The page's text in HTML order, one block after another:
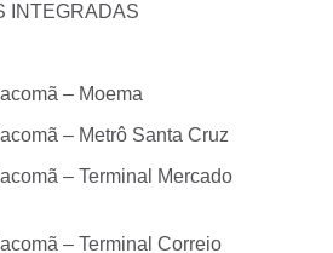
INTEGRADAS
– Moema
– Metrô Santa Cruz
– Terminal Mercado
– Terminal Correio